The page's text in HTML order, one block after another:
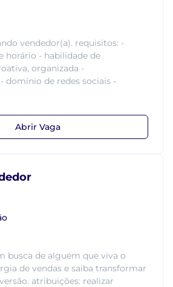
vendedor(a). requisitos: -
horário - habilidade de
organizada -
domínio de redes sociais -
Abrir Vaga
busca de alguém que viva o
de vendas e saiba transformar
atribuições: realizar